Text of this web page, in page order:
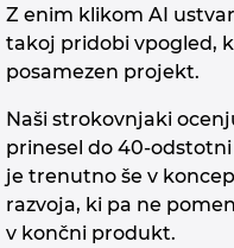
Z enim klikom AI
takoj pridobi vpogled,
posamezen projekt.
Naši strokovnjaki
prinesel do
je trenutno še v
razvoja, ki pa ne
v končni produkt.